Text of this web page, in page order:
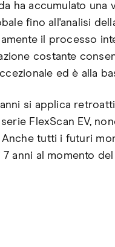
ha accumulato
fino all'analisi
il processo
costante
ed è alla
anni si applica
FlexScan EV,
tutti i futuri
7 anni al momento